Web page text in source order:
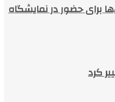
برای حضور در نمایشگاه
کرد